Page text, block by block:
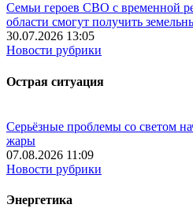
Семьи героев СВО с временной
области смогут получить
30.07.2026 13:05
Новости рубрики
Острая ситуация
Серьёзные проблемы со светом
жары
07.08.2026 11:09
Новости рубрики
Энергетика